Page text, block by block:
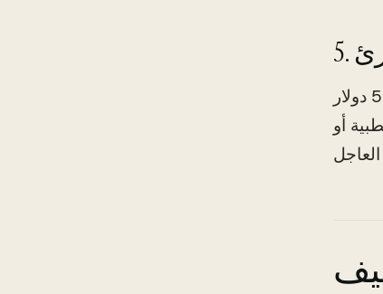
كطالب دولي، يمكن أن تنشأ نفقات غير متوقعة. حاول بناء صندوق طوارئ لا يقل عن 500 دولار
أو